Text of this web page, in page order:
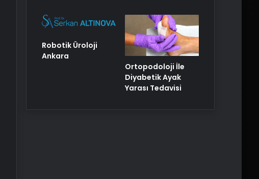
Robotik Üroloji
Ankara
Ortopodoloji İle
Diyabetik Ayak
Yarası Tedavisi